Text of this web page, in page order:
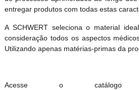
entregar produtos com todas estas
A SCHWERT seleciona o material
consideração todos os aspectos
Utilizando apenas matérias-primas da
Acesse o catálogo